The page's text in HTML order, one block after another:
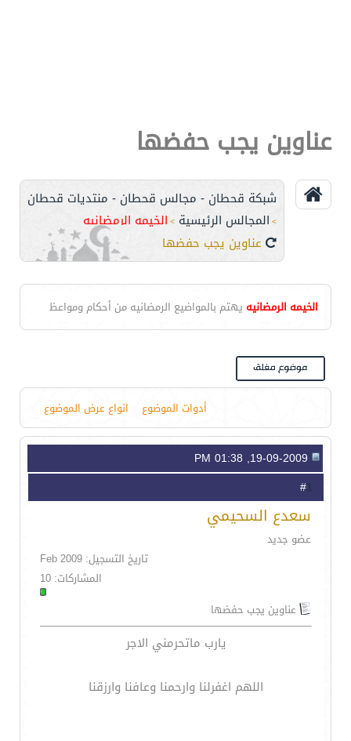
عناوين يجب حفضها
شبكة قحطان - مجالس قحطان - منتديات قحطان
> المجالس الرئيسية > الخيمه الرمضانيه
عناوين يجب حفضها
الخيمه الرمضانيه يهتم بالمواضيع الرمضانيه من أحكام ومواعظ
أدوات الموضوع انواع عرض الموضوع
1
سعدع السحيمي
عضو جديد
تاريخ التسجيل: Feb 2009
المشاركات: 10
عناوين يجب حفضها
يارب ماتحرمني الاجر
اللهم اغفرلنا وارحمنا وعافنا وارزقنا